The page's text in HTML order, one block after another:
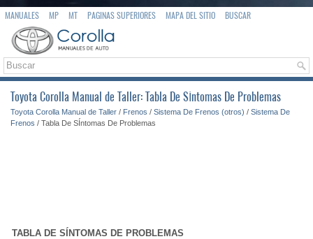
MANUALES MP MT PAGINAS SUPERIORES MAPA DEL SITIO BUSCAR
Toyota Corolla Manual de Taller: Tabla De SÍntomas De Problemas
Toyota Corolla Manual de Taller / Frenos / Sistema De Frenos (otros) / Sistema De
Frenos / Tabla De SÍntomas De Problemas
TABLA DE SÍNTOMAS DE PROBLEMAS